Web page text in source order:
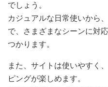
でしょう。
カジュアルな日常使いから
で、さまざまなシーンに対
つかります。
また、サイトは使いやすく
ピングが楽しめます。